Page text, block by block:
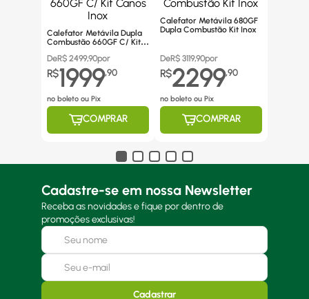
Calefator Metávila Dupla
Combustão 660GF C/ Kit
DeR$ 2499,90por
R$1999,90
no boleto ou Pix
COMPRAR
Calefator Metávila 680GF
Dupla Combustão Kit Inox
DeR$ 3119,90por
R$2299,90
no boleto ou Pix
COMPRAR
Cadastre-se em nossa Newsletter
Receba as novidades e fique por dentro de
promoções exclusivas!
Cadastrar